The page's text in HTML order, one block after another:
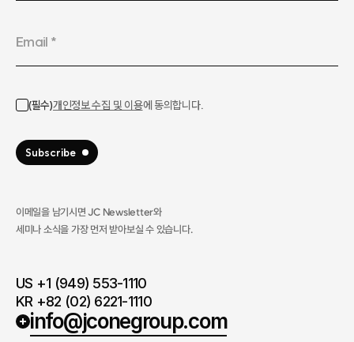
이메일을 남기시면 JC Newsletter와
세미나 소식을 가장 먼저 받아보실 수 있습니다.​
US +1 (949) 553-1110
KR +82 (02) 6221-1110
info@jconegroup.com